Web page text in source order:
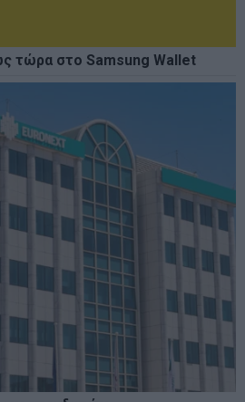
τώρα στο Samsung Wallet